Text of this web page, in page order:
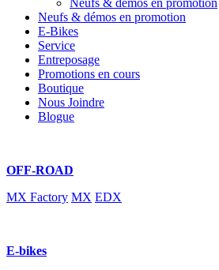
Neufs & démos en promotion
Neufs & démos en promotion
E-Bikes
Service
Entreposage
Promotions en cours
Boutique
Nous Joindre
Blogue
OFF-ROAD
MX Factory MX EDX
E-bikes